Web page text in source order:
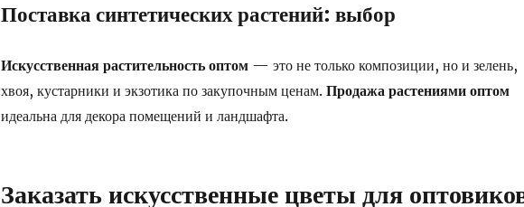
Поставка синтетических растений: выбор
Искусственная растительность оптом— это не только композиции, но и зелень,
хвоя, кустарники и экзотика по закупочным ценам. Продажа растениями оптом
идеальна для декора помещений и ландшафта.
Заказать искусственные цветы для